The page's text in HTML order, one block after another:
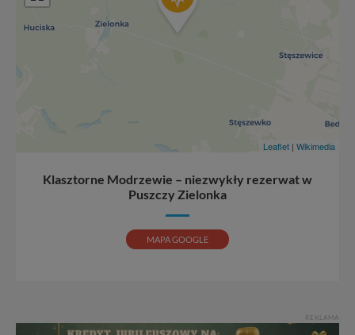
Leaflet | Wikimedia
Klasztorne Modrzewie – niezwykły rezerwat w
Puszczy Zielonka
MAPA GOOGLE
REKLAMA